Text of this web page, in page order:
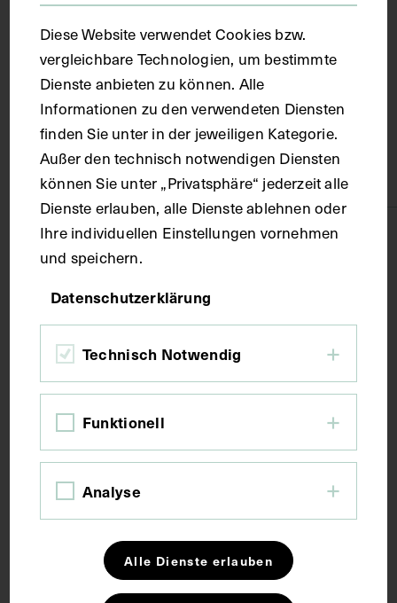
Wien
Material
Papier
Technik
Fotografie
Schlagwörter
Diese Website verwendet Cookies bzw.
vergleichbare Technologien, um bestimmte
Dienste anbieten zu können. Alle
Informationen zu den verwendeten Diensten
finden Sie unter in der jeweiligen Kategorie.
Außer den technisch notwendigen Diensten
können Sie unter „Privatsphäre“ jederzeit alle
Dienste erlauben, alle Dienste ablehnen oder
Ihre individuellen Einstellungen vornehmen
und speichern.
Datenschutzerklärung
Technisch Notwendig
Funktionell
Analyse
Alle Dienste erlauben